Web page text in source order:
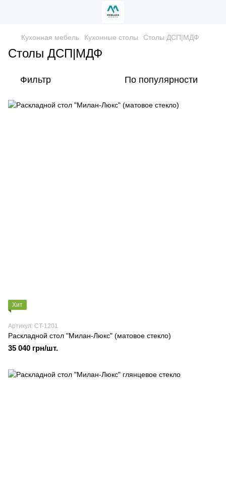
Кухонная мебель Кухонные столы Столы ДСП|МДФ
Столы ДСП|МДФ
Фильтр По популярности
Хит
Артикул: CT-1201
Раскладной стол "Милан-Люкс" (матовое стекло)
35 040 грн/шт.